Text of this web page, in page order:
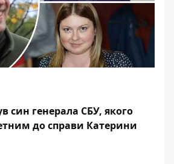
син генерала СБУ, якого
до справи Катерини